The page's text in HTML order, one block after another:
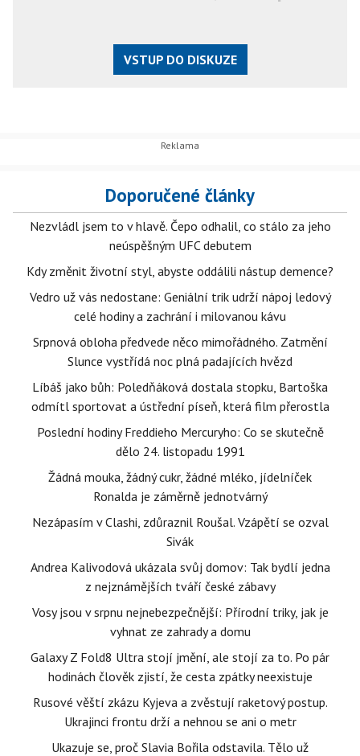
VSTUP DO DISKUZE
Doporučené články
Nezvládl jsem to v hlavě. Čepo odhalil, co stálo za jeho
neúspěšným UFC debutem
Kdy změnit životní styl, abyste oddálili nástup demence?
Vedro už vás nedostane: Geniální trik udrží nápoj ledový
celé hodiny a zachrání i milovanou kávu
Srpnová obloha předvede něco mimořádného. Zatmění
Slunce vystřídá noc plná padajících hvězd
Líbáš jako bůh: Poledňáková dostala stopku, Bartoška
odmítl sportovat a ústřední píseň, která film přerostla
Poslední hodiny Freddieho Mercuryho: Co se skutečně
dělo 24. listopadu 1991
Žádná mouka, žádný cukr, žádné mléko, jídelníček
Ronalda je záměrně jednotvárný
Nezápasím v Clashi, zdůraznil Roušal. Vzápětí se ozval
Sivák
Andrea Kalivodová ukázala svůj domov: Tak bydlí jedna
z nejznámějších tváří české zábavy
Vosy jsou v srpnu nejnebezpečnější: Přírodní triky, jak je
vyhnat ze zahrady a domu
Galaxy Z Fold8 Ultra stojí jmění, ale stojí za to. Po pár
hodinách člověk zjistí, že cesta zpátky neexistuje
Rusové věští zkázu Kyjeva a zvěstují raketový postup.
Ukrajinci frontu drží a nehnou se ani o metr
Ukazuje se, proč Slavia Bořila odstavila. Tělo už